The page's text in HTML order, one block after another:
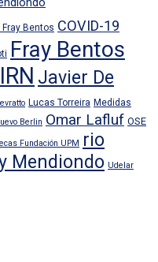
Bentos COVID-19
Fray Bentos
IRN Javier De
Lucas Torreira Medidas
Berlin Omar Lafluf OSE
Fundación UPM rio
Mendiondo Udelar